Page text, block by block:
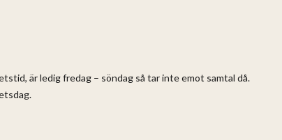
är ledig fredag – söndag så tar inte emot samtal då.